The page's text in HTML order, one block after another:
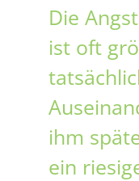
Die
ist oft
ihm
ein